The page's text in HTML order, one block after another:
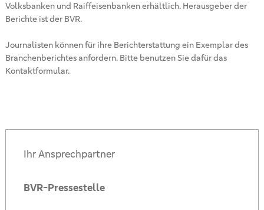
Volksbanken und Raiffeisenbanken erhältlich. Herausgeber der
Berichte ist der BVR.
Journalisten können für ihre Berichterstattung ein Exemplar des
Branchenberichtes anfordern. Bitte benutzen Sie dafür das
Kontaktformular.
Ihr Ansprechpartner
BVR-Pressestelle